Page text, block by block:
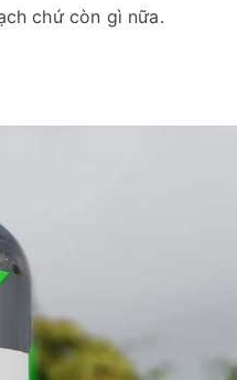
chứ còn gì nữa.